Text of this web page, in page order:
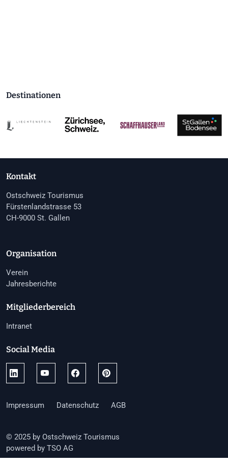
Destinationen
Kontakt
Ostschweiz Tourismus
Fürstenlandstrasse 53
CH-9000 St. Gallen
Organisation
Verein
Jahresberichte
Mitgliederbereich
Intranet
Social Media
Impressum Datenschutz AGB
© 2025 by Ostschweiz Tourismus
powered by TSO AG